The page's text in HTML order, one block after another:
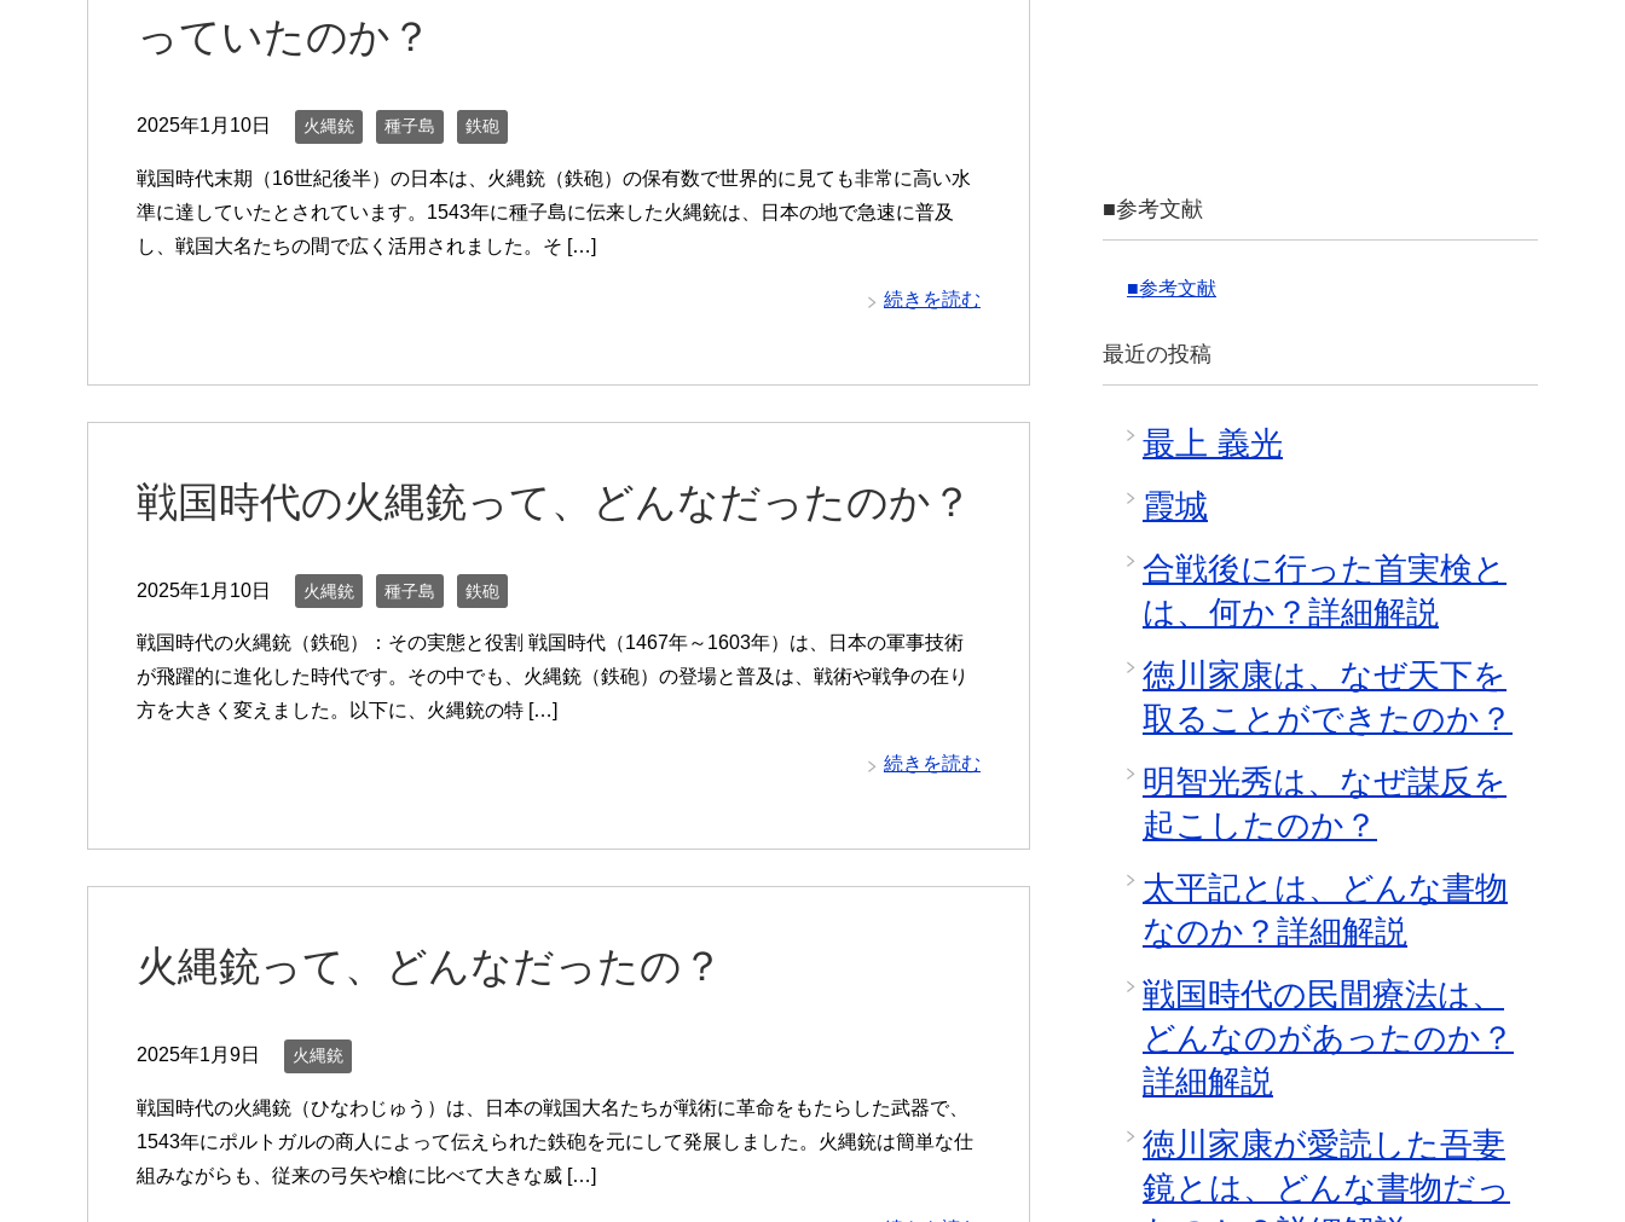
っていたのか？
2025年1月10日 火縄銃 種子島 鉄砲
戦国時代末期（16世紀後半）の日本は、火縄銃（鉄砲）の保有数で世界的に見ても非常に高い水
準に達していたとされています。1543年に種子島に伝来した火縄銃は、日本の地で急速に普及
し、戦国大名たちの間で広く活用されました。そ […]
続きを読む
戦国時代の火縄銃って、どんなだったのか？
2025年1月10日 火縄銃 種子島 鉄砲
戦国時代の火縄銃（鉄砲）：その実態と役割 戦国時代（1467年～1603年）は、日本の軍事技術
が飛躍的に進化した時代です。その中でも、火縄銃（鉄砲）の登場と普及は、戦術や戦争の在り
方を大きく変えました。以下に、火縄銃の特 […]
続きを読む
火縄銃って、どんなだったの？
2025年1月9日 火縄銃
戦国時代の火縄銃（ひなわじゅう）は、日本の戦国大名たちが戦術に革命をもたらした武器で、
1543年にポルトガルの商人によって伝えられた鉄砲を元にして発展しました。火縄銃は簡単な仕
組みながらも、従来の弓矢や槍に比べて大きな威 […]
■参考文献
■参考文献
最近の投稿
最上 義光
霞城
合戦後に行った首実検と
は、何か？詳細解説
徳川家康は、なぜ天下を
取ることができたのか？
明智光秀は、なぜ謀反を
起こしたのか？
太平記とは、どんな書物
なのか？詳細解説
戦国時代の民間療法は、
どんなのがあったのか？
詳細解説
徳川家康が愛読した吾妻
鏡とは、どんな書物だっ